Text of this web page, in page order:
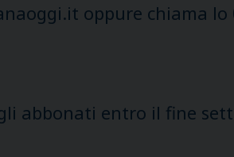
oppure chiama
abbonati entro il fine